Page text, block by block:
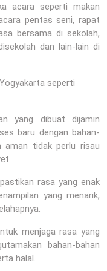
acara seperti makan
pentas seni, rapat
bersama di sekolah,
dan lain-lain di
seperti
yang dibuat dijamin
baru dengan bahan-
aman tidak perlu risau
rasa yang enak
yang menarik,
menjaga rasa yang
bahan-bahan
halal.